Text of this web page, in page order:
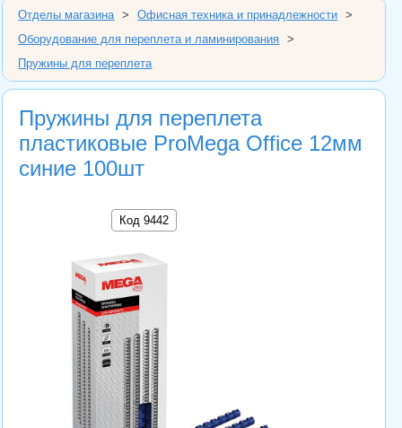
Отделы магазина > Офисная техника и принадлежности
>
Оборудование для переплета и ламинирования
>
Пружины для переплета
Пружины для переплета
пластиковые ProMega Office 12мм
синие 100шт
Код 9442